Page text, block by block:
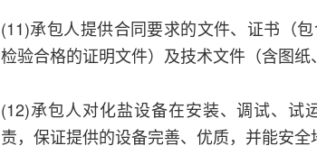
(11)承包人提供合同要求的文件、证书（
检验合格的证明文件）及技术文件（含图纸
(12)承包人对化盐设备在安装、调试、试
责，保证提供的设备完善、优质，并能安全